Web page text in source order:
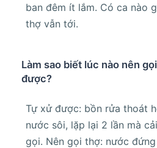
ban đêm ít lắm. Có ca nào
thợ vẫn tới.
Làm sao biết lúc nào nên
được?
Tự xử được: bồn rửa thoát
nước sôi, lặp lại 2 lần mà
gọi. Nên gọi thợ: nước